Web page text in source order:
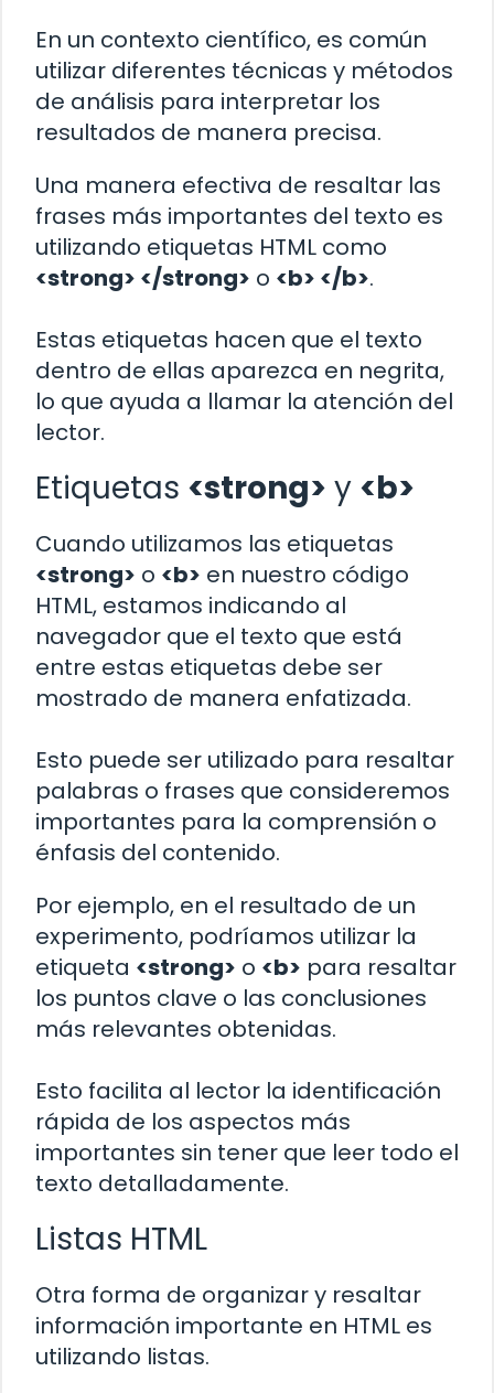
En un contexto científico, es común
utilizar diferentes técnicas y métodos
de análisis para interpretar los
resultados de manera precisa.
Una manera efectiva de resaltar las
frases más importantes del texto es
utilizando etiquetas HTML como
<strong> </strong> o <b> </b>.
Estas etiquetas hacen que el texto
dentro de ellas aparezca en negrita,
lo que ayuda a llamar la atención del
lector.
Etiquetas <strong> y <b>
Cuando utilizamos las etiquetas
<strong> o <b> en nuestro código
HTML, estamos indicando al
navegador que el texto que está
entre estas etiquetas debe ser
mostrado de manera enfatizada.
Esto puede ser utilizado para resaltar
palabras o frases que consideremos
importantes para la comprensión o
énfasis del contenido.
Por ejemplo, en el resultado de un
experimento, podríamos utilizar la
etiqueta <strong> o <b> para resaltar
los puntos clave o las conclusiones
más relevantes obtenidas.
Esto facilita al lector la identificación
rápida de los aspectos más
importantes sin tener que leer todo el
texto detalladamente.
Listas HTML
Otra forma de organizar y resaltar
información importante en HTML es
utilizando listas.